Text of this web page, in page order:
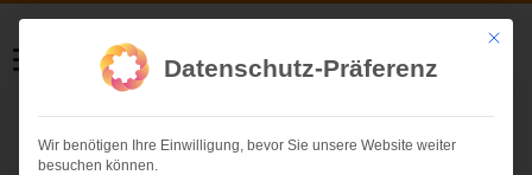
Helmut Swoboda
Fotografie
Herzlich willkommen
Mit
Datenschutz-Präferenz
Wir benötigen Ihre Einwilligung, bevor Sie unsere Website weiter
besuchen können.